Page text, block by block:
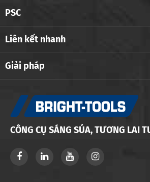
PSC
Liên kết nhanh
Giải pháp
CÔNG CỤ SÁNG SỦA, TƯƠNG LAI